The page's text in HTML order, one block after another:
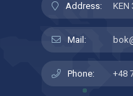
Address: KEN
Mail:
Phone: +48